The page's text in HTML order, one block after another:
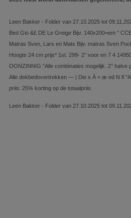
Leen Bakker - Folder van 27.10.2025 tot
Bed Gio &£ DE Le Greige Bijv. 140x200=em °
Matras Sven, Lars en Mats Bijv. matras Sven
Hoogte 24 cm prijs* 1st. 299- 2° voor en 7 4
OONZINNIG “Alle combinaties mogelijk. 2° halve
Alle dekbedovertrekken — | Die x À = æ ed N fl
priis: 25% korting op de totaalpriis.
Leen Bakker - Folder van 27.10.2025 tot